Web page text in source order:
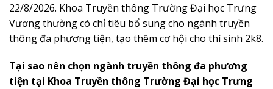
22/8/2026. Khoa Truyền thông Trường Đại học Trưng
Vương thường có chỉ tiêu bổ sung cho ngành truyền
thông đa phương tiện, tạo thêm cơ hội cho thí sinh 2k8.
Tại sao nên chọn ngành truyền thông đa phương
tiện tại Khoa Truyền thông Trường Đại học Trưng